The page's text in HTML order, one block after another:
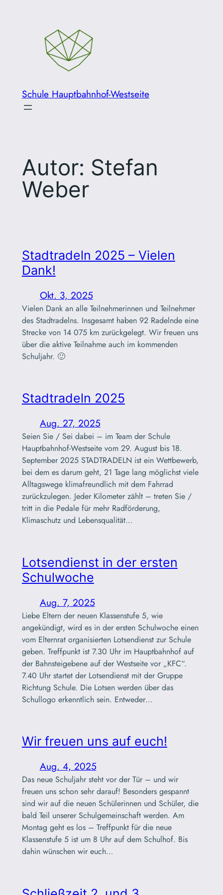
Schule Hauptbahnhof-Westseite
Autor: Stefan
Weber
Stadtradeln 2025 – Vielen
Dank!
Okt. 3, 2025
Vielen Dank an alle Teilnehmerinnen und Teilnehmer
des Stadtradelns. Insgesamt haben 92 Radelnde eine
Strecke von 14 075 km zurückgelegt. Wir freuen uns
über die aktive Teilnahme auch im kommenden
Schuljahr. 🙂
Stadtradeln 2025
Aug. 27, 2025
Seien Sie / Sei dabei – im Team der Schule
Hauptbahnhof-Westseite vom 29. August bis 18.
September 2025 STADTRADELN ist ein Wettbewerb,
bei dem es darum geht, 21 Tage lang möglichst viele
Alltagswege klimafreundlich mit dem Fahrrad
zurückzulegen. Jeder Kilometer zählt – treten Sie /
tritt in die Pedale für mehr Radförderung,
Klimaschutz und Lebensqualität…
Lotsendienst in der ersten
Schulwoche
Aug. 7, 2025
Liebe Eltern der neuen Klassenstufe 5, wie
angekündigt, wird es in der ersten Schulwoche einen
vom Elternrat organisierten Lotsendienst zur Schule
geben. Treffpunkt ist 7.30 Uhr im Hauptbahnhof auf
der Bahnsteigebene auf der Westseite vor „KFC“.
7.40 Uhr startet der Lotsendienst mit der Gruppe
Richtung Schule. Die Lotsen werden über das
Schullogo erkenntlich sein. Entweder…
Wir freuen uns auf euch!
Aug. 4, 2025
Das neue Schuljahr steht vor der Tür – und wir
freuen uns schon sehr darauf! Besonders gespannt
sind wir auf die neuen Schülerinnen und Schüler, die
bald Teil unserer Schulgemeinschaft werden. Am
Montag geht es los – Treffpunkt für die neue
Klassenstufe 5 ist um 8 Uhr auf dem Schulhof. Bis
dahin wünschen wir euch…